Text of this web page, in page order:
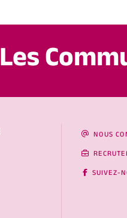
Les
NOUS
SUIVEZ-